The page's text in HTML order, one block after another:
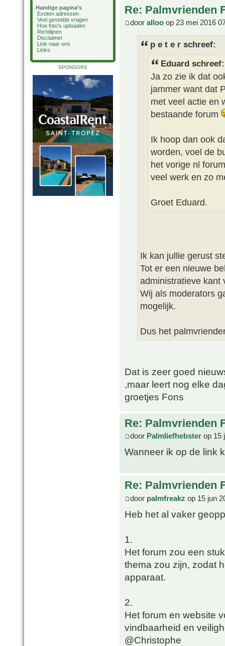
Handige pagina's
Exoten adressen
Veel gestelde vragen
Hoe foto's uploaden
Richtlijnen
Disclaimer
Link naar ons
Links
SPONSORS
Re: Palmvrienden
door alloo op 23 mei 2016
p e t e r schreef:
Eduard schreef:
Ja zo zie ik dat
jammer want dat
met veel actie en
bestaande forum
Ik hoop dan ook
worden, voel de
het vorige nl
veel werk en zo
Groet Eduard.
Ik kan jullie gerust
Tot er een nieuwe
administratieve kant
Wij als moderators
mogelijk.
Dus het
Dat is zeer goed
,maar leert nog elke
groetjes Fons
Re: Palmvrienden
door Palmliefhebster op 15
Wanneer ik op de link
Re: Palmvrienden
door palmfreakz op 15 jun
Heb het al vaker
1.
Het forum zou een
thema zou zijn, zodat
apparaat.
2.
Het forum en website
vindbaarheid en
@Christophe